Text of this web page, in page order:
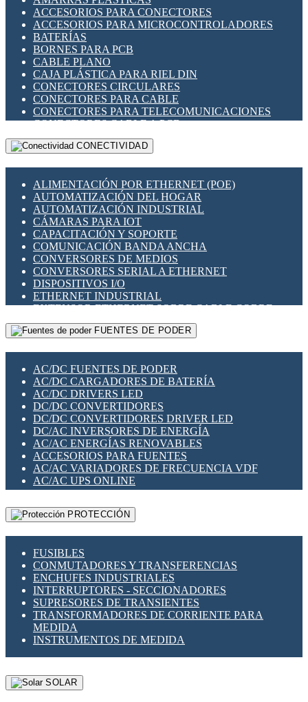
INDICADORES PARA PANEL
INTERFACES DE RELÉ
INTERRUPTORES FIN DE CARRERA
LLAVES CONMUTADORAS
MEDIDORES DE ENERGÍA Y TC'S DE CORRIENTE
MOTORES PASO A PASO
PANTALLAS HMI
PLC -CONTROLADORES LÓGICO PROGRAMABLES
PROGRAMADORES DE HORARIO
RELÉS DE PROTECCIÓN
SENSORES CAPACITIVOS
SENSORES INDUCTIVOS
TEMPORIZADORES
VARIACS
VARIADORES DE FRECUENCIA [VDF]
SECCIONADORES - INTERRUPTORES
MAQUINARIA
ACCESORIOS PARA CONECTORES
ACCESORIOS PARA MICROCONTROLADORES
BATERÍAS
BORNES PARA PCB
CABLE PLANO
CAJA PLÁSTICA PARA RIEL DIN
CONECTORES CIRCULARES
CONECTORES PARA CABLE
CONECTORES PARA TELECOMUNICACIONES
CONECTORES CABLE A PCB
CONECTORES PCB A CABLE
DIP SWITCHES
HERRAMIENTAS VARIAS
ILUMINACIÓN LED
INTERRUPTORES REED
INTERFACES DE RELÉ
OTROS RELÉS
PROTECCIÓN TÉRMICA
RELÉS AUTOMOTRICES
RELÉS DE SEÑAL
RELÉS DE ESTADO SÓLIDO SSR
RELÉS INDUSTRIALES
RELÉS MINIATURA DE POTENCIA
SENSORES MAGNÉTICOS
SWITCH Y MICROSWITCH
TARJETAS PI
UNIÓN Y DERIVACIÓN DE CABLE
CONECTIVIDAD
ALIMENTACIÓN POR ETHERNET (POE)
AUTOMATIZACIÓN DEL HOGAR
AUTOMATIZACIÓN INDUSTRIAL
CÁMARAS PARA IOT
CAPACITACIÓN Y SOPORTE
COMUNICACIÓN BANDA ANCHA
CONVERSORES DE MEDIOS
CONVERSORES SERIAL A ETHERNET
DISPOSITIVOS I/O
ETHERNET INDUSTRIAL
EXTENSOR ETHERNET SOBRE CABLE COBRE
GATEWAY LORAWAN
GESTIÓN DE REDES
PLACAS MODULARES IOT
SWITCHES Y REDES WIFI
SOLUCIONES IOT
SOLUCIONES LORAWAN
SOLUCIONES RED CELULAR
SEGURIDAD PARA REDES
SWITCHES LAN
TELEFONÍA IP (VOIP)
VIGILANCIA IP (CCTV)
MESHTASTIC
FUENTES DE PODER
AC/DC FUENTES DE PODER
AC/DC CARGADORES DE BATERÍA
AC/DC DRIVERS LED
DC/DC CONVERTIDORES
DC/DC CONVERTIDORES DRIVER LED
DC/AC INVERSORES DE ENERGÍA
AC/AC ENERGÍAS RENOVABLES
ACCESORIOS PARA FUENTES
AC/AC VARIADORES DE FRECUENCIA VDF
AC/AC UPS ONLINE
PROTECCIÓN
FUSIBLES
CONMUTADORES Y TRANSFERENCIAS
ENCHUFES INDUSTRIALES
INTERRUPTORES - SECCIONADORES
SUPRESORES DE TRANSIENTES
TRANSFORMADORES DE CORRIENTE PARA
MEDIDA
INSTRUMENTOS DE MEDIDA
SOLAR